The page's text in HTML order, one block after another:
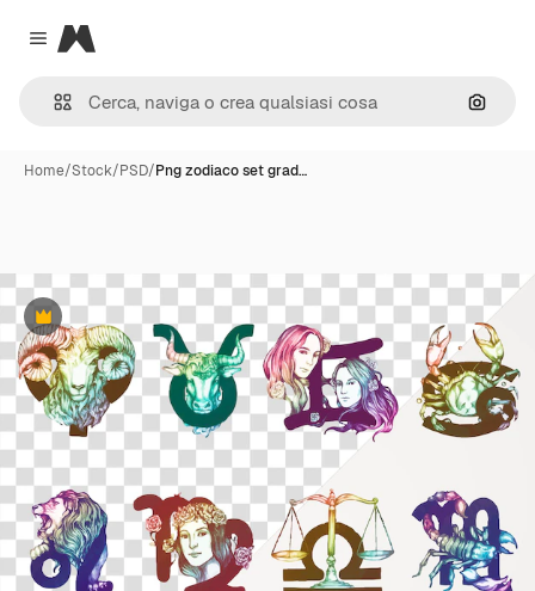
Close menu
Magnific
Cerca
Home/Stock/PSD/Png zodiaco set grad…
Premium